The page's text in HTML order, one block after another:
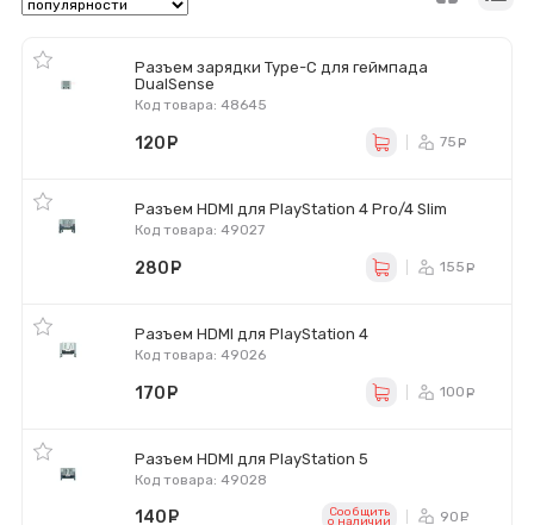
Разъем зарядки Type-C для геймпада
DualSense
Код товара: 48645
120 75
Разъем HDMI для PlayStation 4 Pro/4 Slim
Код товара: 49027
280 155
Разъем HDMI для PlayStation 4
Код товара: 49026
170 100
Разъем HDMI для PlayStation 5
Код товара: 49028
140 Сообщить
o наличии 90